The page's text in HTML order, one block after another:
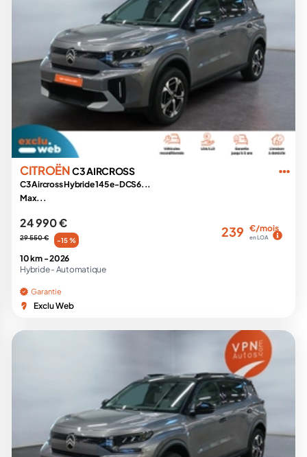
CITROËNC3 AIRCROSS
C3 Aircross Hybride 145 e-DCS6...
Max...
24 990 €
29 550 € -15 %
239 €/mois
en LOA
10 km -2026
Hybride - Automatique
Garantie
Exclu Web